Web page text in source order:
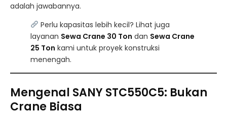
adalah jawabannya.
Perlu kapasitas lebih kecil? Lihat juga
layanan Sewa Crane 30 Ton dan Sewa Crane
25 Ton kami untuk proyek konstruksi
menengah.
Mengenal SANY STC550C5: Bukan
Crane Biasa